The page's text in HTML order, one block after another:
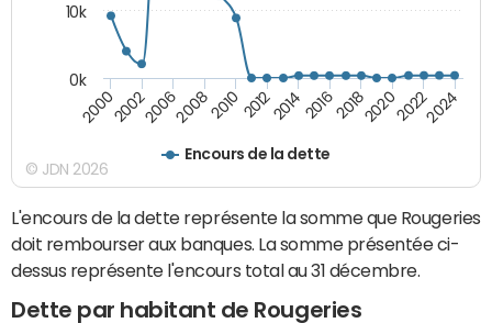
Encours de la dette
20002002200620082010 2012201420162018202020222024
0k
10k
© JDN 2026
L'encours de la dette représente la somme que Rougeries
doit rembourser aux banques. La somme présentée ci-
dessus représente l'encours total au 31 décembre.
Dette par habitant de Rougeries